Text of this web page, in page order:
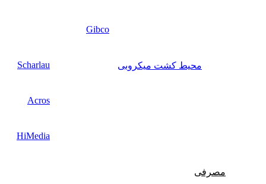
Gibco
محیط کشت میکروبی Scharlau
Acros
HiMedia
مصرفی